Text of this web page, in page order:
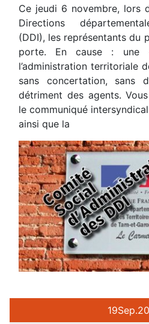
Ce jeudi 6 novembre, lors
Directions
(DDI), les représentants du
porte. En cause : une
l’administration territoriale
sans concertation, sans
détriment des agents.
le communiqué
ainsi que la
19Sep.